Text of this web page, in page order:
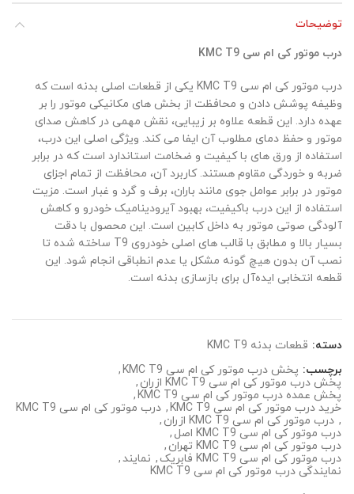
توضیحات
درب موتور کی ام سی KMC T9
درب موتور کی ام سی KMC T9 یکی از قطعات اصلی بدنه است که
وظیفه پوشش دادن و محافظت از بخش های مکانیکی موتور را بر
عهده دارد. این قطعه علاوه بر زیبایی، نقش مهمی در کاهش صدای
موتور و حفظ دمای مطلوب آن ایفا می کند. ویژگی اصلی این درب،
استفاده از ورق های با کیفیت و ضخامت استاندارد است که در برابر
ضربه و خوردگی مقاوم هستند. کاربرد آن، محافظت از تمام اجزای
موتور در برابر عوامل جوی مانند باران، برف و گرد و غبار است. مزیت
استفاده از این درب باکیفیت، بهبود آیرودینامیک خودرو و کاهش
آلودگی صوتی موتور به داخل کابین است. این محصول با دقت
بسیار بالا و مطابق با قالب های اصلی خودروی T9 ساخته شده تا
نصب آن بدون هیچ گونه مشکل یا عدم انطباقی انجام شود. این
قطعه انتخابی ایده‌آل برای بازسازی بدنه است.
دسته: قطعات بدنه KMC T9
برچسب: پخش درب موتور کی ام سی KMC T9
,
پخش درب موتور کی ام سی KMC T9 ازران
,
پخش عمده درب موتور کی ام سی KMC T9
,
خرید درب موتور کی ام سی KMC T9
, درب موتور کی ام سی KMC T9
, درب موتور کی ام سی KMC T9 ازران
,
درب موتور کی ام سی KMC T9 اصل
,
درب موتور کی ام سی KMC T9 تهران
,
درب موتور کی ام سی KMC T9 فابریک
, نمایند,
نمایندگی درب موتور کی ام سی KMC T9